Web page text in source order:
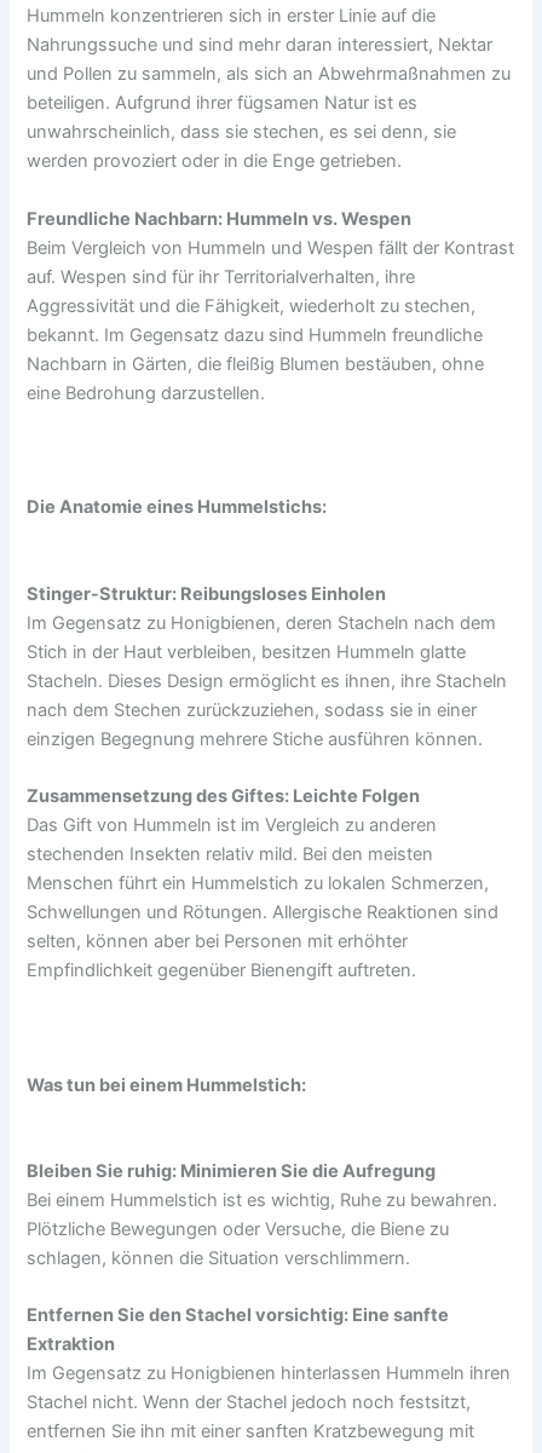
Hummeln konzentrieren sich in erster Linie auf die
Nahrungssuche und sind mehr daran interessiert, Nektar
und Pollen zu sammeln, als sich an Abwehrmaßnahmen zu
beteiligen. Aufgrund ihrer fügsamen Natur ist es
unwahrscheinlich, dass sie stechen, es sei denn, sie
werden provoziert oder in die Enge getrieben.
Freundliche Nachbarn: Hummeln vs. Wespen
Beim Vergleich von Hummeln und Wespen fällt der Kontrast
auf. Wespen sind für ihr Territorialverhalten, ihre
Aggressivität und die Fähigkeit, wiederholt zu stechen,
bekannt. Im Gegensatz dazu sind Hummeln freundliche
Nachbarn in Gärten, die fleißig Blumen bestäuben, ohne
eine Bedrohung darzustellen.
Die Anatomie eines Hummelstichs:
Stinger-Struktur: Reibungsloses Einholen
Im Gegensatz zu Honigbienen, deren Stacheln nach dem
Stich in der Haut verbleiben, besitzen Hummeln glatte
Stacheln. Dieses Design ermöglicht es ihnen, ihre Stacheln
nach dem Stechen zurückzuziehen, sodass sie in einer
einzigen Begegnung mehrere Stiche ausführen können.
Zusammensetzung des Giftes: Leichte Folgen
Das Gift von Hummeln ist im Vergleich zu anderen
stechenden Insekten relativ mild. Bei den meisten
Menschen führt ein Hummelstich zu lokalen Schmerzen,
Schwellungen und Rötungen. Allergische Reaktionen sind
selten, können aber bei Personen mit erhöhter
Empfindlichkeit gegenüber Bienengift auftreten.
Was tun bei einem Hummelstich:
Bleiben Sie ruhig: Minimieren Sie die Aufregung
Bei einem Hummelstich ist es wichtig, Ruhe zu bewahren.
Plötzliche Bewegungen oder Versuche, die Biene zu
schlagen, können die Situation verschlimmern.
Entfernen Sie den Stachel vorsichtig: Eine sanfte
Extraktion
Im Gegensatz zu Honigbienen hinterlassen Hummeln ihren
Stachel nicht. Wenn der Stachel jedoch noch festsitzt,
entfernen Sie ihn mit einer sanften Kratzbewegung mit